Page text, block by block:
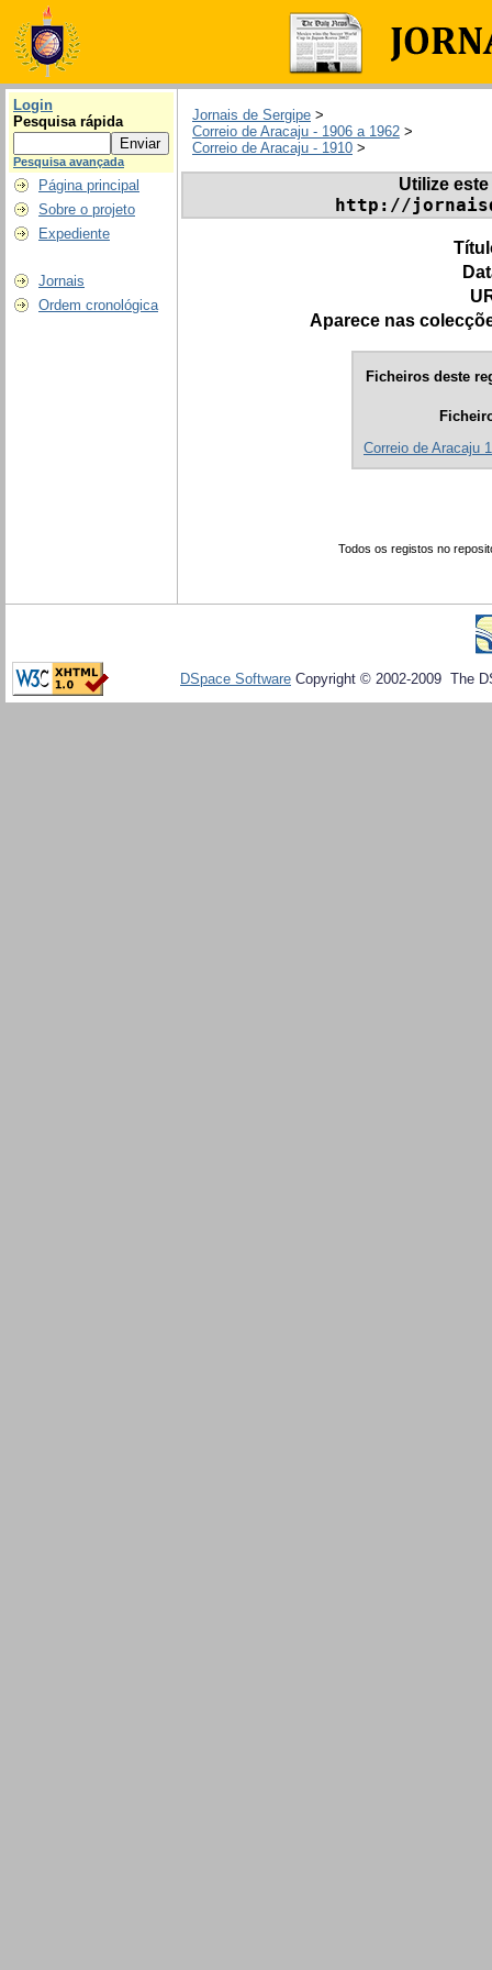
Login
Pesquisa rápida
Pesquisa avançada
Página principal
Sobre o projeto
Expediente
Jornais
Ordem cronológica
Jornais de Sergipe >
Correio de Aracaju - 1906 a 1962 >
Correio de Aracaju - 1910 >
Utilize
http://
Aparece nas
Ficheiros deste
Correio de Aracaju
Todos os registos no
DSpace Software Copyright © 2002-2009 The